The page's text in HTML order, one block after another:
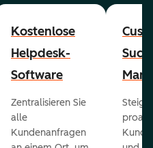
Kostenlose
Helpdesk-
Software
Zentralisieren Sie
alle
Kundenanfragen